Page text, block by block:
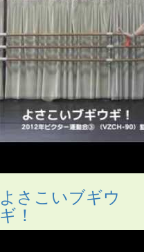
よさこいブギウ
ギ！